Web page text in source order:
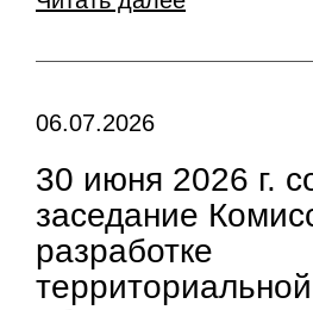
06.07.2026
30 июня 2026 г.
заседание
разработке